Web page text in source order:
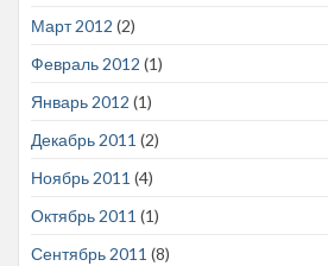
Март 2012 (2)
Февраль 2012 (1)
Январь 2012 (1)
Декабрь 2011 (2)
Ноябрь 2011 (4)
Октябрь 2011 (1)
Сентябрь 2011 (8)